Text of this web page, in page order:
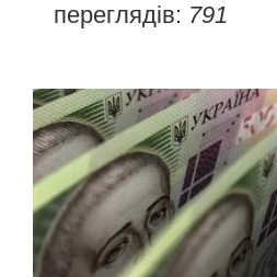
переглядів: 791